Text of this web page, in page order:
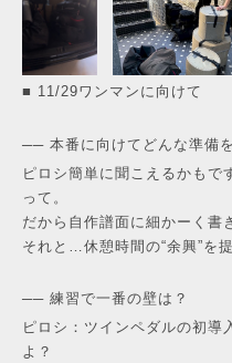
■ 11/29ワンマンに向けて
── 本番に向けてどんな準備
ピロシ簡単に聞こえるかもで
って。
だから自作譜面に細かーく書
それと…休憩時間の“余興”を
── 練習で一番の壁は？
ピロシ：ツインペダルの初導
よ？